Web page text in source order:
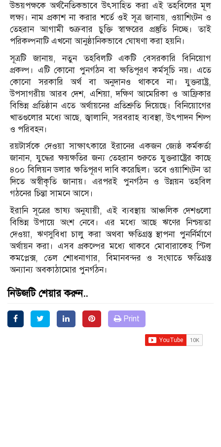
উভয়পক্ষকে অর্থনৈতিকভাবে উৎসাহিত করা এই তহবিলের মূল
লক্ষ্য। নাম প্রকাশ না করার শর্তে ওই সূত্র জানায়, ওয়াশিংটন ও
তেহরান আগামী শুক্রবার চুক্তি স্বাক্ষরের প্রস্তুতি নিচ্ছে। তাই
পরিকল্পনাটি এখনো আনুষ্ঠানিকভাবে ঘোষণা করা হয়নি।
সূত্রটি জানায়, নতুন তহবিলটি একটি বেসরকারি বিনিয়োগ
প্রকল্প। এটি কোনো পুনর্গঠন বা ক্ষতিপূরণ কর্মসূচি নয়। এতে
কোনো সরকারি অর্থ বা অনুদানও থাকবে না। যুক্তরাষ্ট্র,
উপসাগরীয় আরব দেশ, এশিয়া, দক্ষিণ আমেরিকা ও আফ্রিকার
বিভিন্ন প্রতিষ্ঠান এতে অর্থায়নের প্রতিশ্রুতি দিয়েছে। বিনিয়োগের
খাতগুলোর মধ্যে আছে, জ্বালানি, সরবরাহ ব্যবস্থা, উৎপাদন শিল্প
ও পরিবহন।
রয়টার্সকে দেওয়া সাক্ষাৎকারে ইরানের একজন জ্যেষ্ঠ কর্মকর্তা
জানান, যুদ্ধের ক্ষয়ক্ষতির জন্য তেহরান শুরুতে যুক্তরাষ্ট্রের কাছে
৪০০ বিলিয়ন ডলার ক্ষতিপূরণ দাবি করেছিল। তবে ওয়াশিংটন তা
দিতে অস্বীকৃতি জানায়। এরপরই পুনর্গঠন ও উন্নয়ন তহবিল
গঠনের চিন্তা সামনে আসে।
ইরানি সূত্রের ভাষ্য অনুযায়ী, এই ব্যবস্থায় আঞ্চলিক দেশগুলো
বিভিন্ন উপায়ে অংশ নেবে। এর মধ্যে আছে ঋণের নিশ্চয়তা
দেওয়া, ঋণসুবিধা চালু করা অথবা ক্ষতিগ্রস্ত স্থাপনা পুনর্নির্মাণে
অর্থায়ন করা। এসব প্রকল্পের মধ্যে থাকবে মোবারাকেহ স্টিল
কমপ্লেক্স, তেল শোধনাগার, বিমানবন্দর ও সংঘাতে ক্ষতিগ্রস্ত
অন্যান্য অবকাঠামোর পুনর্গঠন।
নিউজটি শেয়ার করুন..
Print